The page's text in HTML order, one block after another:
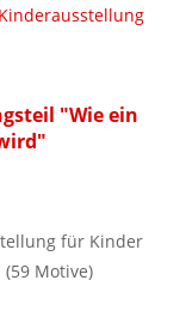
Kinderausstellung
"Wie ein
für Kinder
Motive)